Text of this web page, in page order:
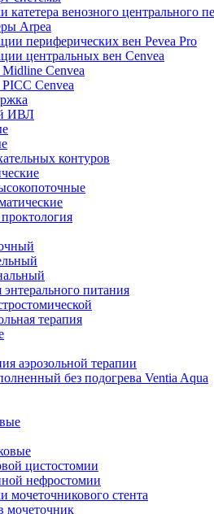
катетера венозного центрального
Arpea
периферических вен Pevea Pro
центральных вен Cenvea
Cenvea
Cenvea
ИВЛ
контуров
питания
терапия
аэрозольной терапии
без подогрева Ventia Aqua
цистостомии
нефростомии
мочеточникового стента
мочеточник